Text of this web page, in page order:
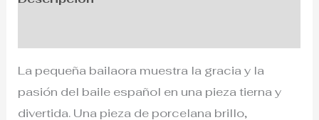
La pequeña bailaora muestra la gracia y la
pasión del baile español en una pieza tierna y
divertida. Una pieza de porcelana brillo,